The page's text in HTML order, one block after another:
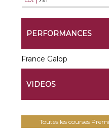
PERFORMANCES
France Galop
VIDEOS
Toutes les courses